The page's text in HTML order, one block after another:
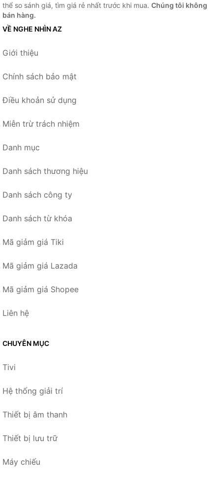
thể so sánh giá, tìm giá rẻ nhất trước khi mua. Chúng tôi không
bán hàng.
VỀ NGHE NHÌN AZ
Giới thiệu
Chính sách bảo mật
Điều khoản sử dụng
Miễn trừ trách nhiệm
Danh mục
Danh sách thương hiệu
Danh sách công ty
Danh sách từ khóa
Mã giảm giá Tiki
Mã giảm giá Lazada
Mã giảm giá Shopee
Liên hệ
CHUYÊN MỤC
Tivi
Hệ thống giải trí
Thiết bị âm thanh
Thiết bị lưu trữ
Máy chiếu